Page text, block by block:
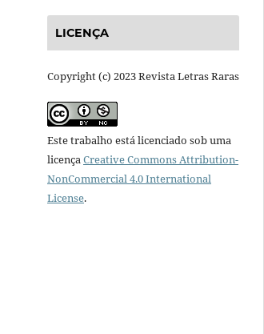
LICENÇA
Copyright (c) 2023 Revista Letras Raras
Este trabalho está licenciado sob uma
licençaCreative Commons Attribution-
NonCommercial 4.0 International
License.